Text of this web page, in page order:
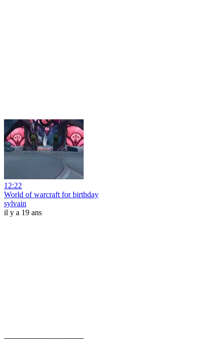
12:22
World of warcraft for birthday
sylvain
il y a 19 ans